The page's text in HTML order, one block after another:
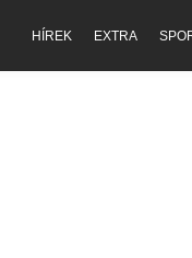
HÍREK EXTRA